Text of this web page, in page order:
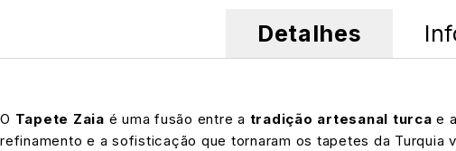
Detalhes
O Tapete Zaia é uma fusão entre a tradição artesanal turca e
refinamento e a sofisticação que tornaram os tapetes da Turquia